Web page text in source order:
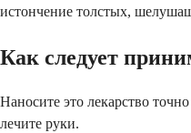
истончение толстых,
Как следует
Наносите это лекарство
лечите руки.